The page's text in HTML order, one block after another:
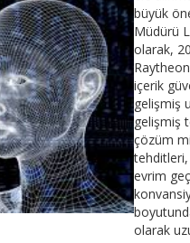
büyük
Müdürü
olarak,
içerik
gelişmiş
gelişmiş
çözüm
tehditleri,
evrim
olarak